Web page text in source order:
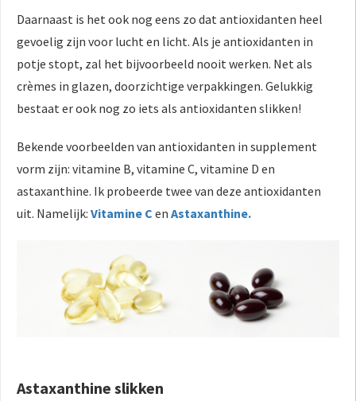
Daarnaast is het ook nog eens zo dat antioxidanten heel
gevoelig zijn voor lucht en licht. Als je antioxidanten in
potje stopt, zal het bijvoorbeeld nooit werken. Net als
crèmes in glazen, doorzichtige verpakkingen. Gelukkig
bestaat er ook nog zo iets als antioxidanten slikken!
Bekende voorbeelden van antioxidanten in supplement
vorm zijn: vitamine B, vitamine C, vitamine D en
astaxanthine. Ik probeerde twee van deze antioxidanten
uit. Namelijk: Vitamine C en Astaxanthine.
Astaxanthine slikken